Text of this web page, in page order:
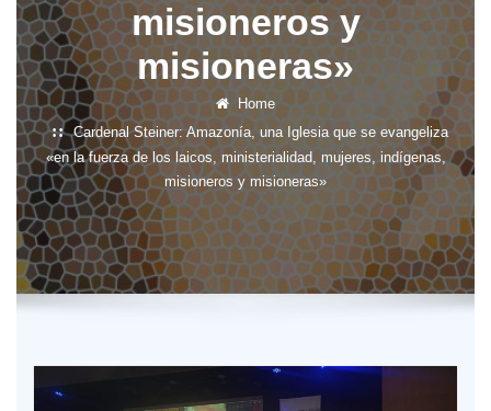
misioneros y
misioneras»
Home
Cardenal Steiner: Amazonía, una Iglesia que se evangeliza
«en la fuerza de los laicos, ministerialidad, mujeres, indígenas,
misioneros y misioneras»